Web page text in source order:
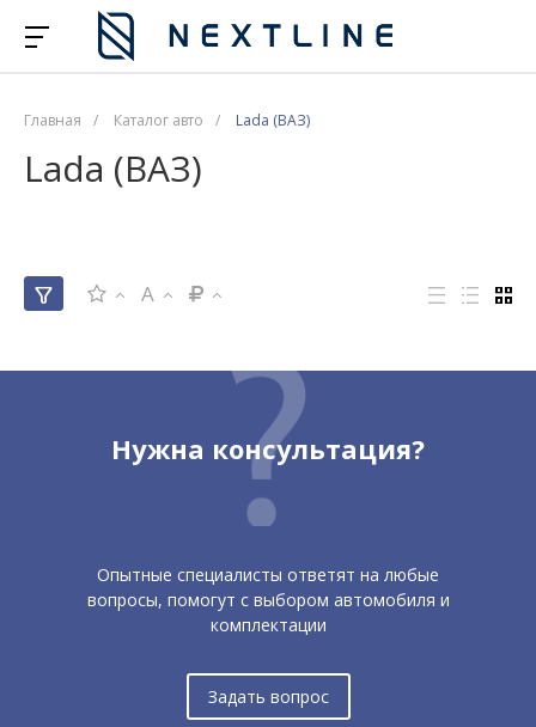
Главная / Каталог авто / Lada (ВАЗ)
Lada (ВАЗ)
A
Нужна консультация?
Опытные специалисты ответят на любые
вопросы, помогут с выбором автомобиля и
комплектации
Задать вопрос